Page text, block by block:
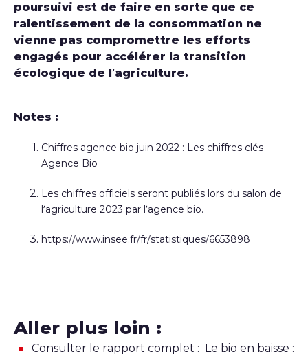
poursuivi est de faire en sorte que ce
ralentissement de la consommation ne
vienne pas compromettre les efforts
engagés pour accélérer la transition
écologique de l’agriculture.
Notes :
Chiffres agence bio juin 2022 : Les chiffres clés -
Agence Bio
Les chiffres officiels seront publiés lors du salon de
l’agriculture 2023 par l’agence bio.
https://www.insee.fr/fr/statistiques/6653898
Aller plus loin :
Consulter le rapport complet : Le bio en baisse :